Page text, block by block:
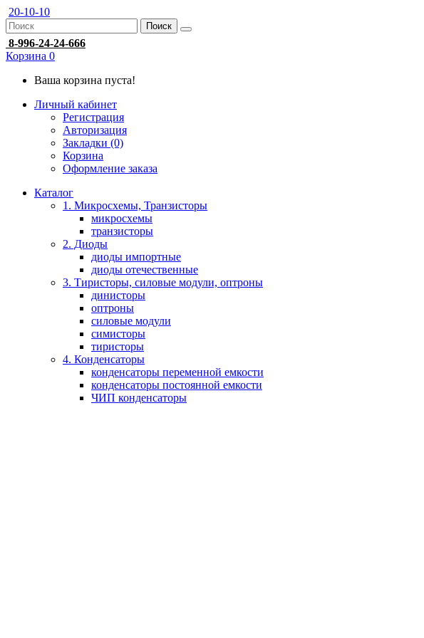
20-10-10
Поиск
8-996-24-24-666
Корзина 0
Ваша корзина пуста!
Личный кабинет
Регистрация
Авторизация
Закладки (0)
Корзина
Оформление заказа
Каталог
1. Микросхемы, Транзисторы
микросхемы
транзисторы
2. Диоды
диоды импортные
диоды отечественные
3. Тиристоры, силовые модули, оптроны
динисторы
оптроны
силовые модули
симисторы
тиристоры
4. Конденсаторы
конденсаторы переменной емкости
конденсаторы постоянной емкости
ЧИП конденсаторы